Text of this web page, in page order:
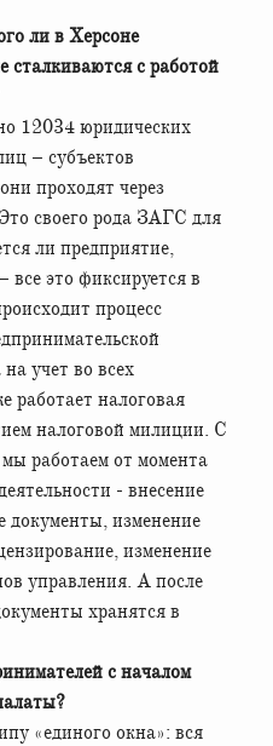
сталкиваются с работой
12034 юридических
– субъектов
проходят через
своего рода ЗАГС для
ли предприятие,
все это фиксируется в
процесс
учет во всех
работает налоговая
налоговой милиции. С
работаем от момента
- внесение
документы, изменение
изменение
управления. А после
хранятся в
с началом
«единого окна»: вся